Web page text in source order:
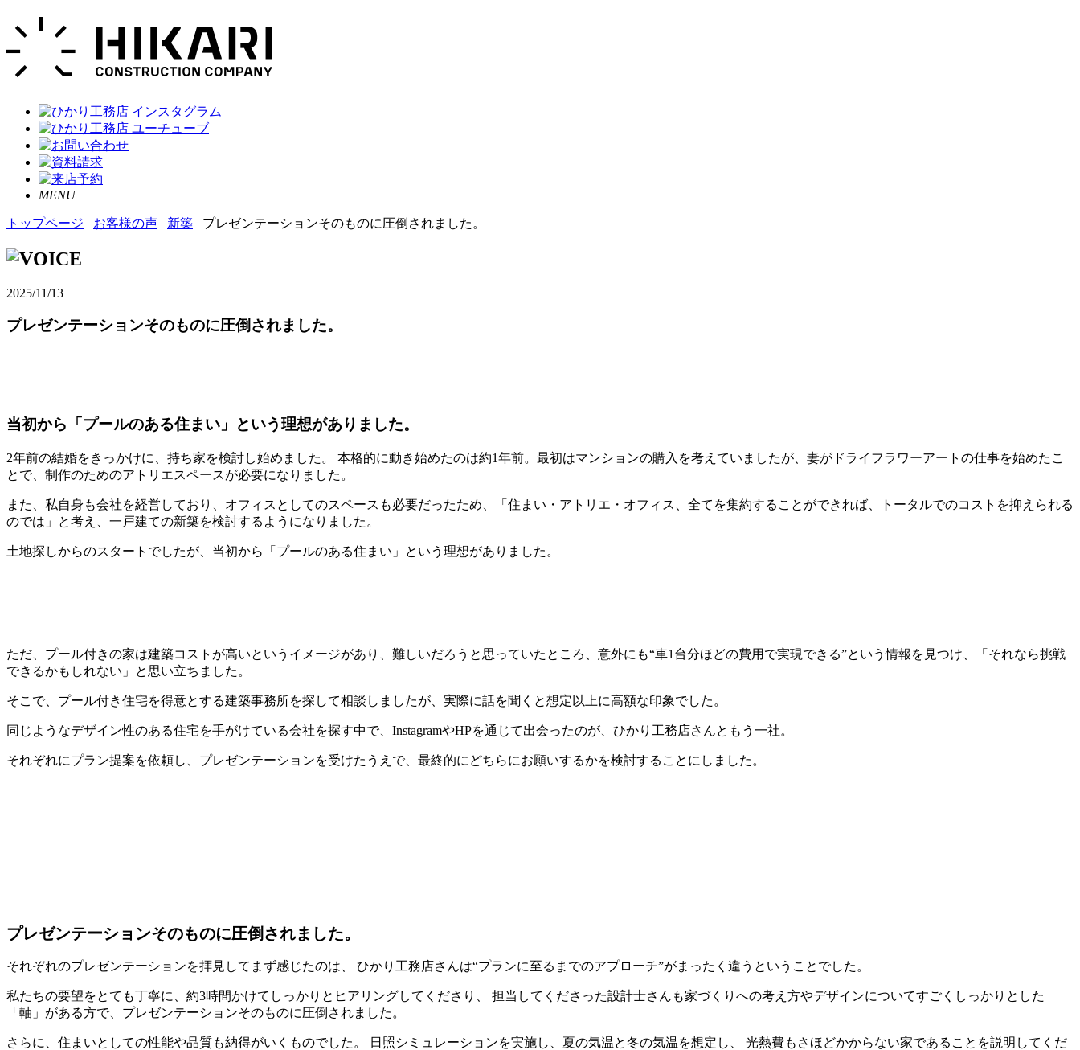
MENU
トップページ お客様の声 新築 プレゼンテーションそのものに圧倒されました。
2025/11/13
プレゼンテーションそのものに圧倒されました。
当初から「プールのある住まい」という理想がありました。
2年前の結婚をきっかけに、持ち家を検討し始めました。 本格的に動き始めたのは約1年前。最初はマンションの購入を考えていましたが、妻がドライフラワーアートの仕事を始めたこ
とで、制作のためのアトリエスペースが必要になりました。
また、私自身も会社を経営しており、オフィスとしてのスペースも必要だったため、「住まい・アトリエ・オフィス、全てを集約することができれば、トータルでのコストを抑えられる
のでは」と考え、一戸建ての新築を検討するようになりました。
土地探しからのスタートでしたが、当初から「プールのある住まい」という理想がありました。
ただ、プール付きの家は建築コストが高いというイメージがあり、難しいだろうと思っていたところ、意外にも“車1台分ほどの費用で実現できる”という情報を見つけ、「それなら挑戦
できるかもしれない」と思い立ちました。
そこで、プール付き住宅を得意とする建築事務所を探して相談しましたが、実際に話を聞くと想定以上に高額な印象でした。
同じようなデザイン性のある住宅を手がけている会社を探す中で、InstagramやHPを通じて出会ったのが、ひかり工務店さんともう一社。
それぞれにプラン提案を依頼し、プレゼンテーションを受けたうえで、最終的にどちらにお願いするかを検討することにしました。
プレゼンテーションそのものに圧倒されました。
それぞれのプレゼンテーションを拝見してまず感じたのは、 ひかり工務店さんは“プランに至るまでのアプローチ”がまったく違うということでした。
私たちの要望をとても丁寧に、約3時間かけてしっかりとヒアリングしてくださり、 担当してくださった設計士さんも家づくりへの考え方やデザインについてすごくしっかりとした
「軸」がある方で、プレゼンテーションそのものに圧倒されました。
さらに、住まいとしての性能や品質も納得がいくものでした。 日照シミュレーションを実施し、夏の気温と冬の気温を想定し、 光熱費もさほどかからない家であることを説明してくだ